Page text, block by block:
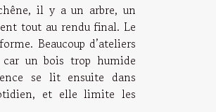
il y a un arbre, un
tout au rendu final. Le
Beaucoup d’ateliers
un bois trop humide
se lit ensuite dans
et elle limite les